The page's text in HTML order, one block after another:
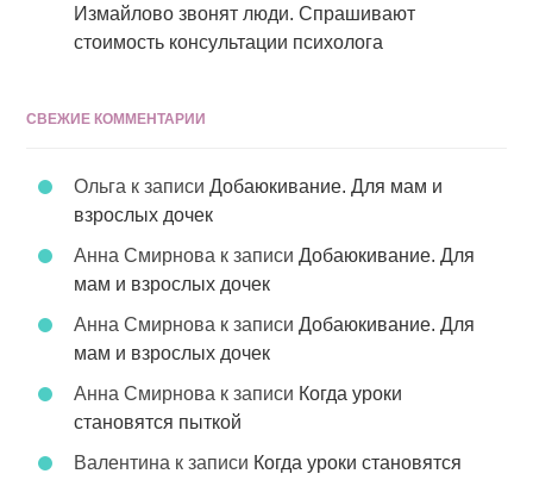
Измайлово звонят люди. Спрашивают
стоимость консультации психолога
СВЕЖИЕ КОММЕНТАРИИ
Ольга к записиДобаюкивание. Для мам и
взрослых дочек
Анна Смирнова к записиДобаюкивание. Для
мам и взрослых дочек
Анна Смирнова к записиДобаюкивание. Для
мам и взрослых дочек
Анна Смирнова к записи Когда уроки
становятся пыткой
Валентина к записи Когда уроки становятся